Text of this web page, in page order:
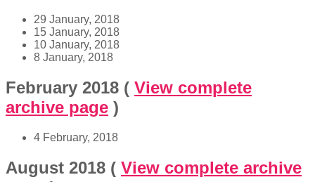
29 January, 2018
15 January, 2018
10 January, 2018
8 January, 2018
February 2018 ( View complete
archive page )
4 February, 2018
August 2018 ( View complete archive